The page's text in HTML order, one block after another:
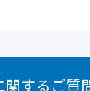
するご質